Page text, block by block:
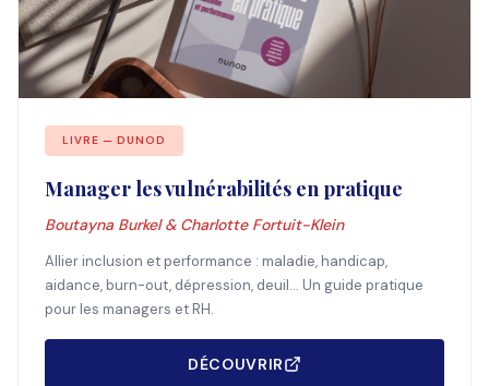
LIVRE — DUNOD
Manager les vulnérabilités en pratique
Boutayna Burkel & Charlotte Fortuit-Klein
Allier inclusion et performance : maladie, handicap,
aidance, burn-out, dépression, deuil... Un guide pratique
pour les managers et RH.
DÉCOUVRIR